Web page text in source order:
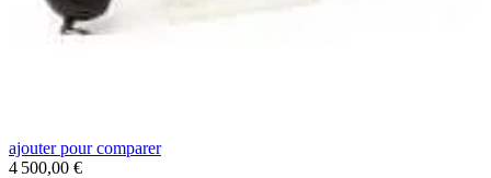
ajouter pour comparer
Prix
4 500,00 €